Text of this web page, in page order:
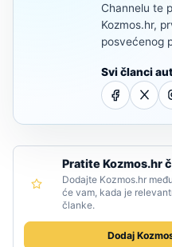
Channelu te
Kozmos.hr,
posvećenog
Svi članci
Pratite Kozmos.hr
Dodajte Kozmos.hr
će vam, kada je
članke.
Dodaj